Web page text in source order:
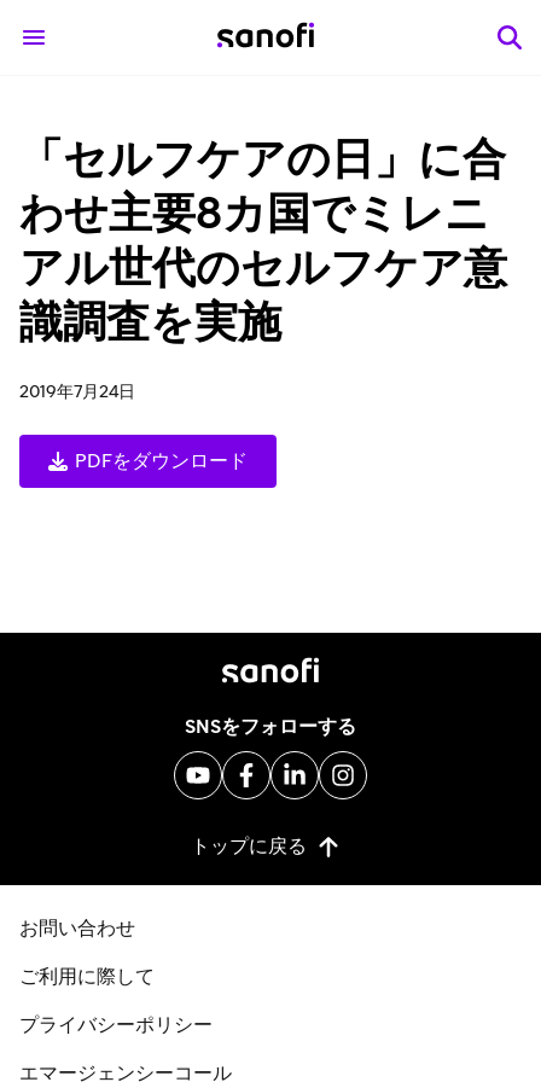
「セルフケアの日」に合
わせ主要8カ国でミレニ
アル世代のセルフケア意
識調査を実施
2019年7月24日
PDFをダウンロード
SNSをフォローする
トップに戻る
お問い合わせ
ご利用に際して
プライバシーポリシー
エマージェンシーコール